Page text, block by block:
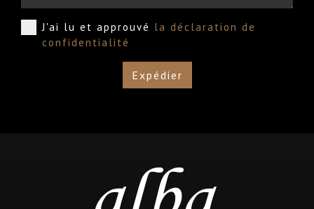
J'ai lu et approuvé la déclaration de
confidentialité
Expédier